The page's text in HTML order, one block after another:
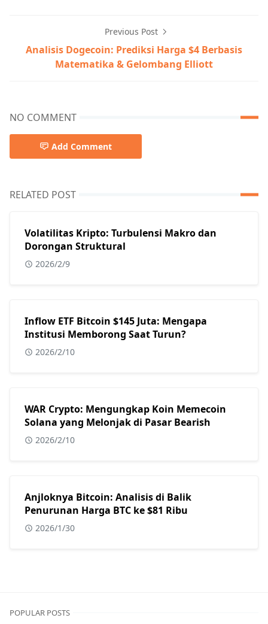
Previous Post
Analisis Dogecoin: Prediksi Harga $4 Berbasis
Matematika & Gelombang Elliott
NO COMMENT
Add Comment
RELATED POST
Volatilitas Kripto: Turbulensi Makro dan
Dorongan Struktural
2026/2/9
Inflow ETF Bitcoin $145 Juta: Mengapa
Institusi Memborong Saat Turun?
2026/2/10
WAR Crypto: Mengungkap Koin Memecoin
Solana yang Melonjak di Pasar Bearish
2026/2/10
Anjloknya Bitcoin: Analisis di Balik
Penurunan Harga BTC ke $81 Ribu
2026/1/30
POPULAR POSTS